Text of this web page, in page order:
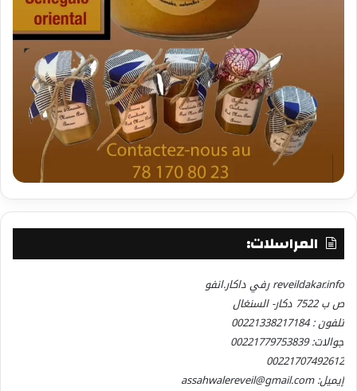
المراسلات:
reveildakar.info رفي داكار.انفو
ص ب 7522 دكار- السنغال
تلفون : 00221338217184
جوالات: 00221779753839
00221707492612
إيميل: assahwalereveil@gmail.com